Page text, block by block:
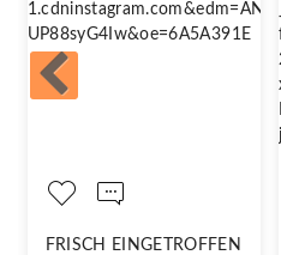
FRISCH EINGETROFFEN